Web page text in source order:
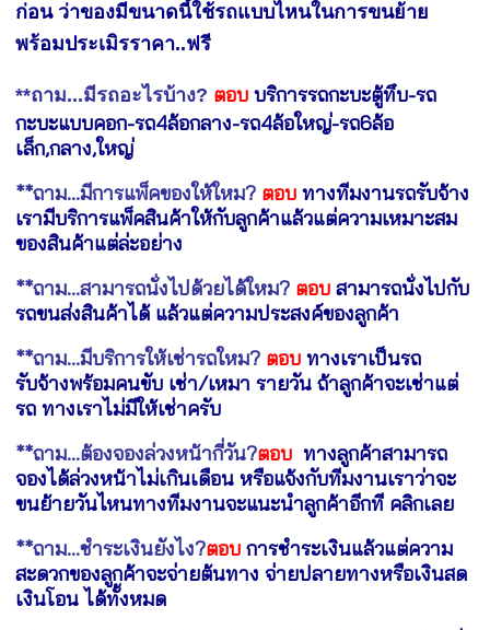
ก่อน ว่าของมีขนาดนี้ใช้รถแบบไหนในการขนย้าย
พร้อมประเมิรราคา..ฟรี
**ถาม...มีรถอะไรบ้าง? ตอบ บริการรถกะบะตู้ทึบ-รถ
กะบะแบบคอก-รถ4ล้อกลาง-รถ4ล้อใหญ่-รถ6ล้อ
เล็ก,กลาง,ใหญ่
**ถาม...มีการแพ็คของให้ใหม? ตอบ ทางทีมงานรถรับจ้าง
เรามีบริการแพ็คสินค้าให้กับลูกค้าแล้วแต่ความเหมาะสม
ของสินค้าแต่ล่ะอย่าง
**ถาม...สามารถนั่งไปด้วยได้ใหม? ตอบ สามารถนั่งไปกับ
รถขนส่งสินค้าได้ แล้วแต่ความประสงค์ของลูกค้า
**ถาม...มีบริการให้เช่ารถใหม? ตอบ ทางเราเป็นรถ
รับจ้างพร้อมคนขับ เช่า/เหมา รายวัน ถ้าลูกค้าจะเช่าแต่
รถ ทางเราไม่มีให้เช่าครับ
**ถาม...ต้องจองล่วงหน้ากี่วัน?ตอบ ทางลูกค้าสามารถ
จองได้ล่วงหน้าไม่เกินเดือน หรือแจ้งกับทีมงานเราว่าจะ
ขนย้ายวันไหนทางทีมงานจะแนะนำลูกค้าอีกที คลิกเลย
**ถาม...ชำระเงินยังไง?ตอบ การชำระเงินแล้วแต่ความ
สะดวกของลูกค้าจะจ่ายต้นทาง จ่ายปลายทางหรือเงินสด
เงินโอน ได้ทั้งหมด